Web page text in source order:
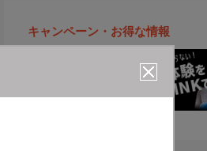
キャンペーン・お得な情報